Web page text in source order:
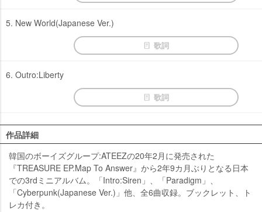
5. New World(Japanese Ver.)
歌詞
6. Outro:Liberty
歌詞
作品詳細
韓国のボーイズグループ:ATEEZの20年2月に発売された
『TREASURE EP.Map To Answer』から2年9カ月ぶりとなる日本
での3rdミニアルバム。「Intro:Siren」、「Paradigm」、
「Cyberpunk(Japanese Ver.)」他、全6曲収録。ブックレット、ト
レカ付き。